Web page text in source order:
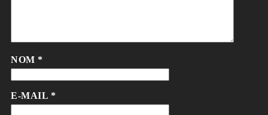
NOM *
E-MAIL *